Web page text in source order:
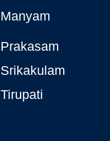
Manyam
Prakasam
Srikakulam
Tirupati